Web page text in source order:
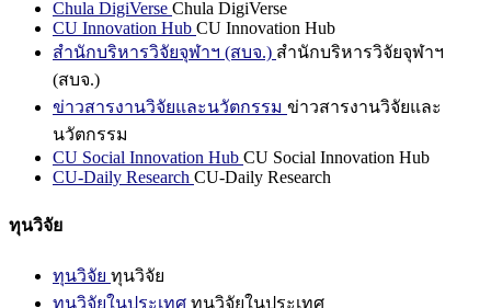
Chula DigiVerse Chula DigiVerse
CU Innovation Hub CU Innovation Hub
สำนักบริหารวิจัยจุฬาฯ (สบจ.) สำนักบริหารวิจัยจุฬาฯ
(สบจ.)
ข่าวสารงานวิจัยและนวัตกรรม ข่าวสารงานวิจัยและ
นวัตกรรม
CU Social Innovation Hub CU Social Innovation Hub
CU-Daily Research CU-Daily Research
ทุนวิจัย
ทุนวิจัย ทุนวิจัย
ทุนวิจัยในประเทศ ทุนวิจัยในประเทศ